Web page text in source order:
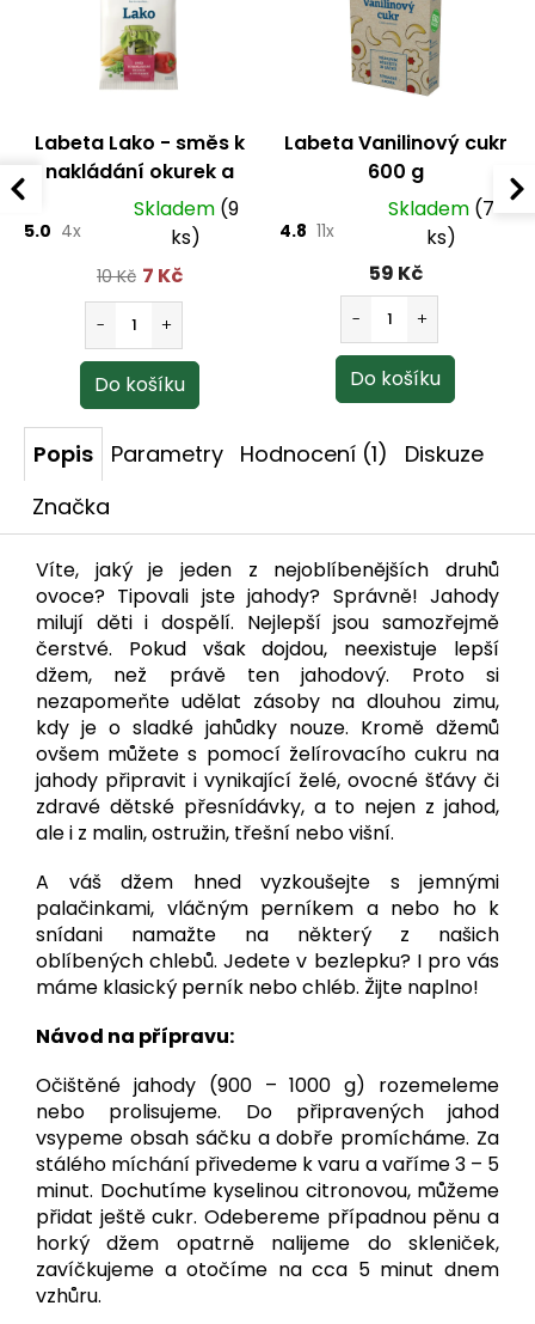
Labeta Lako - směs k
nakládání okurek a
zeleniny 100 g
5.0 4x
Skladem (9
ks)
10 Kč 7 Kč
Labeta Vanilinový cukr
600 g
4.8 11x
Skladem (7
ks)
59 Kč
Popis Parametry Hodnocení (1)
Diskuze
Značka
Víte, jaký je jeden z nejoblíbenějších druhů
ovoce? Tipovali jste jahody? Správně! Jahody
milují děti i dospělí. Nejlepší jsou samozřejmě
čerstvé. Pokud však dojdou, neexistuje lepší
džem, než právě ten jahodový. Proto si
nezapomeňte udělat zásoby na dlouhou zimu,
kdy je o sladké jahůdky nouze. Kromě džemů
ovšem můžete s pomocí želírovacího cukru na
jahody připravit i vynikající želé, ovocné šťávy či
zdravé dětské přesnídávky, a to nejen z jahod,
ale i z malin, ostružin, třešní nebo višní.
A váš džem hned vyzkoušejte s jemnými
palačinkami, vláčným perníkem a nebo ho k
snídani namažte na některý z našich
oblíbených chlebů. Jedete v bezlepku? I pro vás
máme klasický perník nebo chléb. Žijte naplno!
Návod na přípravu:
Očištěné jahody (900 – 1000 g) rozemeleme
nebo prolisujeme. Do připravených jahod
vsypeme obsah sáčku a dobře promícháme. Za
stálého míchání přivedeme k varu a vaříme 3 – 5
minut. Dochutíme kyselinou citronovou, můžeme
přidat ještě cukr. Odebereme případnou pěnu a
horký džem opatrně nalijeme do skleniček,
zavíčkujeme a otočíme na cca 5 minut dnem
vzhůru.